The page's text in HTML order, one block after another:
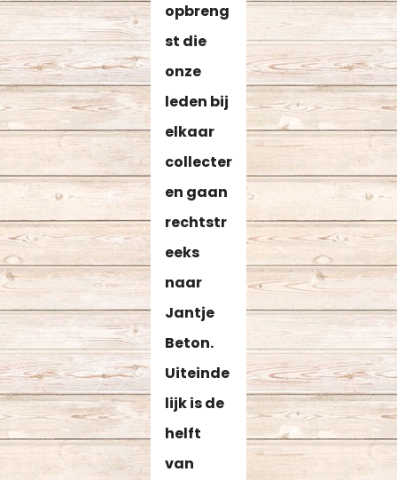
opbreng
st die
onze
leden bij
elkaar
collecter
en gaan
rechtstr
eeks
naar
Jantje
Beton.
Uiteinde
lijk is de
helft
van